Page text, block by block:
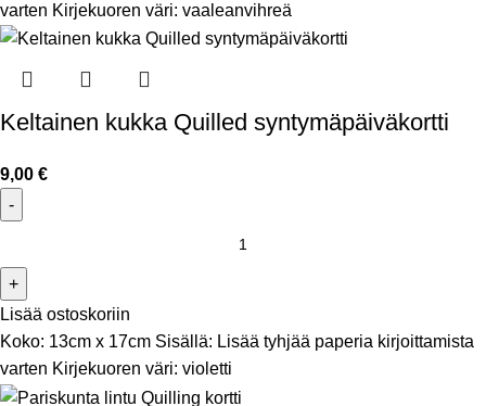
varten Kirjekuoren väri: vaaleanvihreä
Keltainen kukka Quilled syntymäpäiväkortti
9,00 €
Lisää ostoskoriin
Koko: 13cm x 17cm Sisällä: Lisää tyhjää paperia kirjoittamista
varten Kirjekuoren väri: violetti